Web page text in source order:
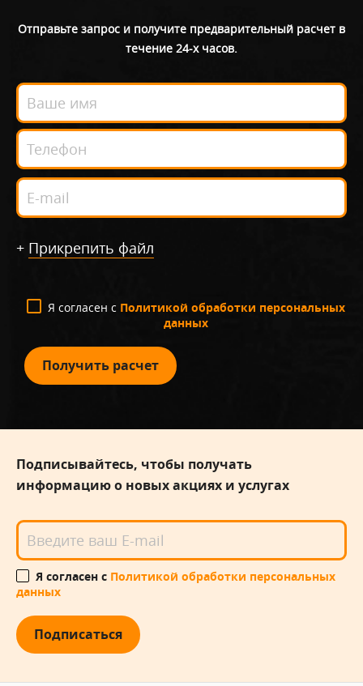
Отправьте запрос и получите предварительный расчет в
течение 24-х часов.
+ Прикрепить файл
Я согласен с Политикой обработки персональных
данных
Получить расчет
Подписывайтесь, чтобы получать
информацию о новых акциях и услугах
Я согласен с Политикой обработки персональных
данных
Подписаться